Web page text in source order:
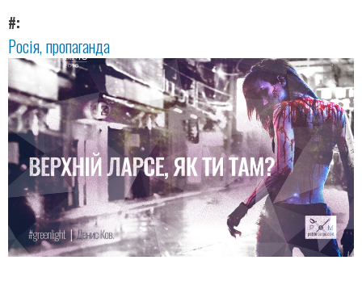
#
Росія пропаганда